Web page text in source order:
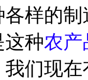
样的
这种农产
们现